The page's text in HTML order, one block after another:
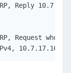
Reply
who-
>